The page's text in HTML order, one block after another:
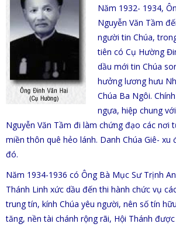
Năm 1932- 1934,
Nguyễn Văn Tầm
người tin Chúa,
tiên có Cụ Hường
dầu mới tin Chúa
hưởng lương hưu
Chúa Ba Ngôi. Ch
ngựa, hiệp chung
Nguyễn Văn Tầm đi làm chứng đạo các nơi
miền thôn quê hẻo lánh. Danh Chúa Giê-
đó.
Năm 1934-1936 có Ông Bà Mục Sư Trịnh
Thánh Linh xức dầu đến thi hành chức vụ
trung tín, kính Chúa yêu người, nên số tín
tăng, nền tài chánh rộng rãi, Hội Thánh